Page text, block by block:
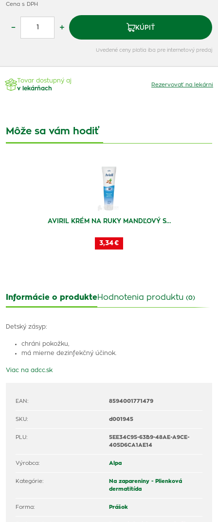
Cena s DPH
– + KÚPIŤ
Uvedené ceny platia iba pre internetový predaj
Tovar dostupný aj
v lekárňach
Rezervovať na lekárni
Môže sa vám hodiť
AVIRIL KRÉM NA RUKY MANDĽOVÝ S…
3,34 €
Informácie o produkteHodnotenia produktu (0)
Detský zásyp:
chráni pokožku,
má mierne dezinfekčný účinok.
Viac na adcc.sk
EAN: 8594001771479
SKU: d001945
PLU:
5EE34C95-63B9-48AE-A9CE-
405D6CA1AE14
Výrobca: Alpa
Kategórie:
Na zapareniny - Plienková
dermatitída
Forma: Prášok